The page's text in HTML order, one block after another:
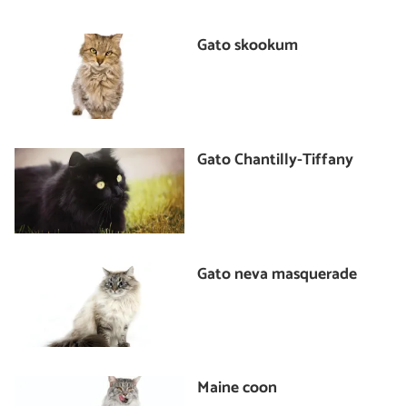
Gato skookum
Gato Chantilly-Tiffany
Gato neva masquerade
Maine coon